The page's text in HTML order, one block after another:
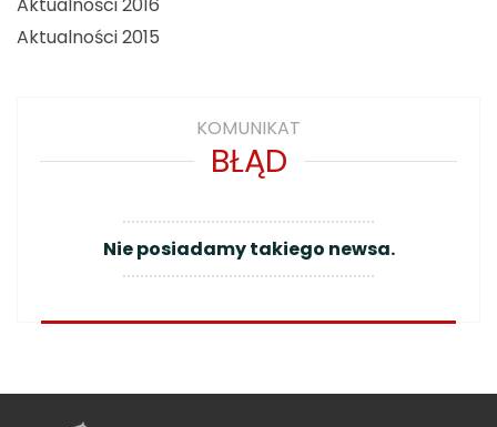
Aktualności 2016
Aktualności 2015
KOMUNIKAT
BŁĄD
Nie posiadamy takiego newsa.